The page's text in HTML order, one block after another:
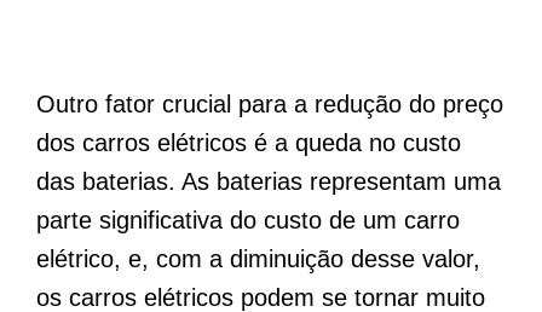
Outro fator crucial para a redução do preço
dos carros elétricos é a queda no custo
das baterias. As baterias representam uma
parte significativa do custo de um carro
elétrico, e, com a diminuição desse valor,
os carros elétricos podem se tornar muito